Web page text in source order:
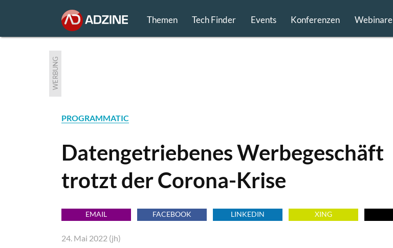
Themen Tech Finder Events Konferenzen Webinare
WERBUNG
PROGRAMMATIC
Datengetriebenes Werbegeschäft
trotzt der Corona-Krise
EMAIL FACEBOOK LINKEDIN XING
24. Mai 2022 (jh)